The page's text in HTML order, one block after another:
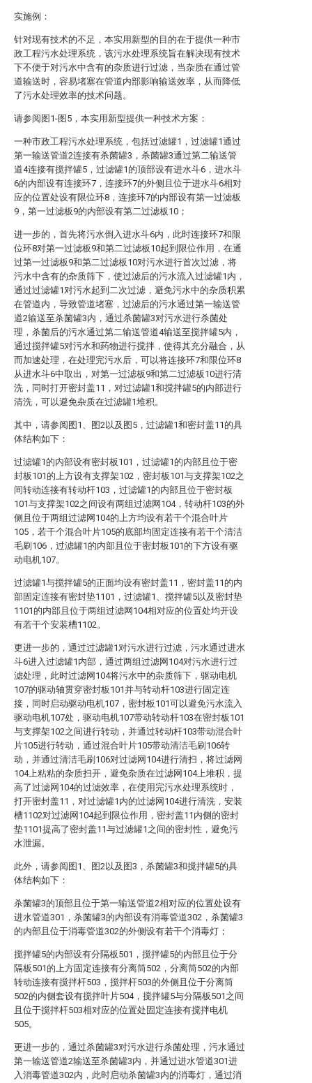
实施例：
针对现有技术的不足，本实用新型的目的在于提供一种市
政工程污水处理系统，该污水处理系统旨在解决现有技术
下不便于对污水中含有的杂质进行过滤，当杂质在通过管
道输送时，容易堵塞在管道内部影响输送效率，从而降低
了污水处理效率的技术问题。
请参阅图1-图5，本实用新型提供一种技术方案：
一种市政工程污水处理系统，包括过滤罐1，过滤罐1通过
第一输送管道2连接有杀菌罐3，杀菌罐3通过第二输送管
道4连接有搅拌罐5，过滤罐1的顶部设有进水斗6，进水斗
6的内部设有连接环7，连接环7的外侧且位于进水斗6相对
应的位置处设有限位环8，连接环7的内部设有第一过滤板
9，第一过滤板9的内部设有第二过滤板10；
进一步的，首先将污水倒入进水斗6内，此时连接环7和限
位环8对第一过滤板9和第二过滤板10起到限位作用，在通
过第一过滤板9和第二过滤板10对污水进行首次过滤，将
污水中含有的杂质筛下，使过滤后的污水流入过滤罐1内，
通过过滤罐1对污水起到二次过滤，避免污水中的杂质积累
在管道内，导致管道堵塞，过滤后的污水通过第一输送管
道2输送至杀菌罐3内，通过杀菌罐3对污水进行杀菌处
理，杀菌后的污水通过第二输送管道4输送至搅拌罐5内，
通过搅拌罐5对污水和药物进行搅拌，使得其充分融合，从
而加速处理，在处理完污水后，可以将连接环7和限位环8
从进水斗6中取出，对第一过滤板9和第二过滤板10进行清
洗，同时打开密封盖11，对过滤罐1和搅拌罐5的内部进行
清洗，可以避免杂质在过滤罐1堆积。
其中，请参阅图1、图2以及图5，过滤罐1和密封盖11的具
体结构如下：
过滤罐1的内部设有密封板101，过滤罐1的内部且位于密
封板101的上方设有支撑架102，密封板101与支撑架102之
间转动连接有转动杆103，过滤罐1的内部且位于密封板
101与支撑架102之间设有两组过滤网104，转动杆103的外
侧且位于两组过滤网104的上方均设有若干个混合叶片
105，若干个混合叶片105的底部均固定连接有若干个清洁
毛刷106，过滤罐1的内部且位于密封板101的下方设有驱
动电机107。
过滤罐1与搅拌罐5的正面均设有密封盖11，密封盖11的内
部固定连接有密封垫1101，过滤罐1、搅拌罐5以及密封垫
1101的内部且位于两组过滤网104相对应的位置处均开设
有若干个安装槽1102。
更进一步的，通过过滤罐1对污水进行过滤，污水通过进水
斗6进入过滤罐1内部，通过两组过滤网104对污水进行过
滤处理，此时过滤网104将污水中的杂质筛下，驱动电机
107的驱动轴贯穿密封板101并与转动杆103进行固定连
接，同时启动驱动电机107，密封板101可以避免污水流入
驱动电机107处，驱动电机107带动转动杆103在密封板101
与支撑架102之间进行转动，并通过转动杆103带动混合叶
片105进行转动，通过混合叶片105带动清洁毛刷106转
动，并通过清洁毛刷106对过滤网104进行清扫，将过滤网
104上粘粘的杂质扫开，避免杂质在过滤网104上堆积，提
高了过滤网104的过滤效率，在使用完污水处理系统时，
打开密封盖11，对过滤罐1内的过滤网104进行清洗，安装
槽1102对过滤网104起到限位作用，密封盖11内侧的密封
垫1101提高了密封盖11与过滤罐1之间的密封性，避免污
水泄漏。
此外，请参阅图1、图2以及图3，杀菌罐3和搅拌罐5的具
体结构如下：
杀菌罐3的顶部且位于第一输送管道2相对应的位置处设有
进水管道301，杀菌罐3的内部设有消毒管道302，杀菌罐3
的内部且位于消毒管道302的外侧设有若干个消毒灯；
搅拌罐5的内部设有分隔板501，搅拌罐5的内部且位于分
隔板501的上方固定连接有分离筒502，分离筒502的内部
转动连接有搅拌杆503，搅拌杆503的外侧且位于分离筒
502的内侧套设有搅拌叶片504，搅拌罐5与分隔板501之间
且位于搅拌杆503相对应的位置处固定连接有搅拌电机
505。
更进一步的，通过杀菌罐3对污水进行杀菌处理，污水通过
第一输送管道2输送至杀菌罐3内，并通过进水管道301进
入消毒管道302内，此时启动杀菌罐3内的消毒灯，通过消